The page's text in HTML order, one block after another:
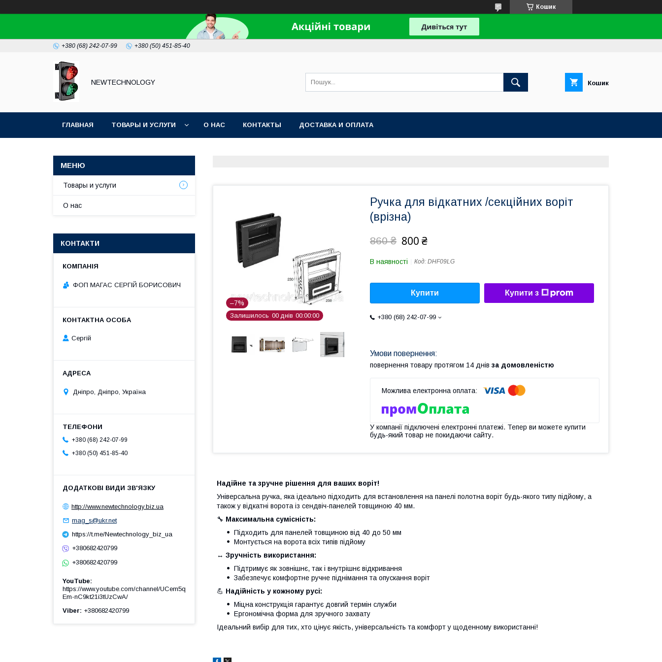
Кошик
+380 (68) 242-07-99 +380 (50) 451-85-40
NEWTECHNOLOGY Кошик
ГЛАВНАЯ ТОВАРЫ И УСЛУГИ О НАС КОНТАКТЫ ДОСТАВКА И ОПЛАТА
–7%
Залишилось 00 днів 00 00 00
Ручка для відкатних /секційних воріт
(врізна)
860 ₴ 800 ₴
В наявності Код: DHF09LG
Купити Купити з
+380 (68) 242-07-99
повернення товару протягом 14 днів за домовленістю
У компанії підключені електронні платежі. Тепер ви можете купити
будь-який товар не покидаючи сайту.
Надійне та зручне рішення для ваших воріт!
Універсальна ручка, яка ідеально підходить для встановлення на панелі полотна воріт будь-якого типу підйому, а
також у відкатні ворота із сендвіч-панелей товщиною 40 мм.
🔧 Максимальна сумісність:
Підходить для панелей товщиною від 40 до 50 мм
Монтується на ворота всіх типів підйому
↔️ Зручність використання:
Підтримує як зовнішнє, так і внутрішнє відкривання
Забезпечує комфортне ручне піднімання та опускання воріт
💪 Надійність у кожному русі:
Міцна конструкція гарантує довгий термін служби
Ергономічна форма для зручного захвату
Ідеальний вибір для тих, хто цінує якість, універсальність та комфорт у щоденному використанні!
Товары и услуги
О нас
КОНТАКТИ
ФОП МАГАС СЕРГІЙ БОРИСОВИЧ
Сергій
Дніпро, Дніпро, Україна
+380 (68) 242-07-99
+380 (50) 451-85-40
http://www.newtechnology.biz.ua
mag_s@ukr.net
https://t.me/Newtechnology_biz_ua
+380682420799
+380682420799
YouTube
https://www.youtube.com/channel/UCem5q
Em-nC9kt21i3tUzCwA/
Viber
+380682420799